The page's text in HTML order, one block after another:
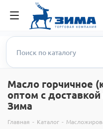
Масло горчичное
оптом с
Зима
Главная - Каталог -